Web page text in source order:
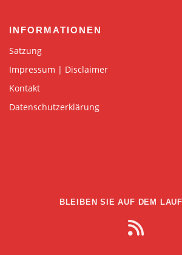
INFORMATIONEN
Satzung
Impressum | Disclaimer
Kontakt
Datenschutzerklärung
BLEIBEN SIE AUF DEM